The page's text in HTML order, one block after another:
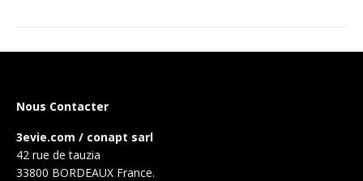
Nous Contacter
3evie.com / conapt sarl
42 rue de tauzia
33800 BORDEAUX France.